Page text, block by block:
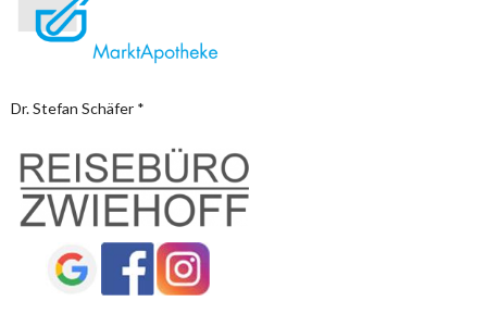
Dr. Stefan Schäfer *